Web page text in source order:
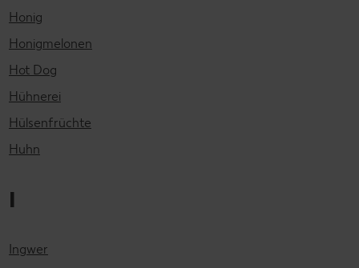
Honig
Honigmelonen
Hot Dog
Hühnerei
Hülsenfrüchte
Huhn
I
Ingwer